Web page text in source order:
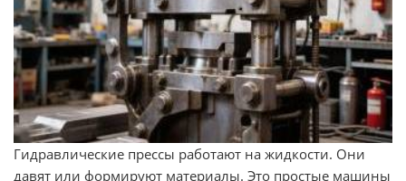
Гидравлические прессы работают на жидкости. Они
давят или формируют материалы. Это простые машины